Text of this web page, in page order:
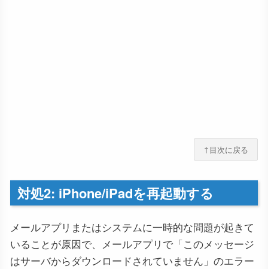
↑目次に戻る
対処2: iPhone/iPadを再起動する
メールアプリまたはシステムに一時的な問題が起きて
いることが原因で、メールアプリで「このメッセージ
はサーバからダウンロードされていません」のエラー